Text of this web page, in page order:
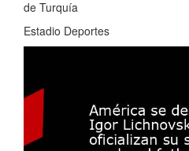
de Turquía
Estadio Deportes